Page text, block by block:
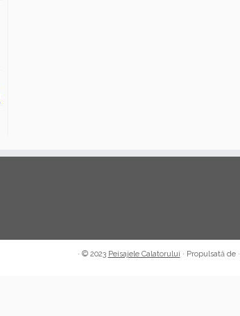
· © 2023 Peisajele Calatorului · Propulsată de·